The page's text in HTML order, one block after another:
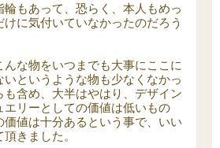
輪もあって、恐らく、本人もめっ
に気付いていなかったのだろう
んな物をいつまでも大事にここに
いというような物も少なくなかっ
も含め、大半はやはり、デザイン
エリーとしての価値は低いもの
値は十分あるという事で、いい
きました。